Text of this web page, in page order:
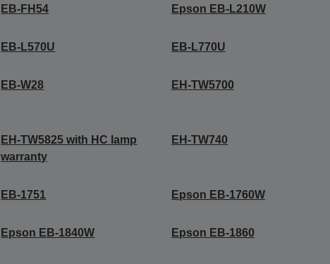
EB-FH54 Epson EB-L210W
EB-L570U EB-L770U
EB-W28 EH-TW5700
EH-TW5825 with HC lamp
warranty
EH-TW740
EB-1751 Epson EB-1760W
Epson EB-1840W Epson EB-1860